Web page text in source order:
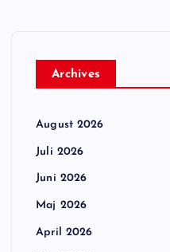
Archives
August 2026
Juli 2026
Juni 2026
Maj 2026
April 2026